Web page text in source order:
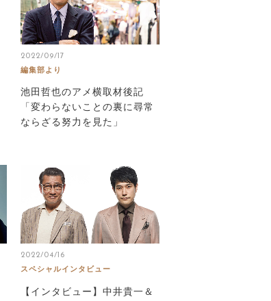
2022/09/17
編集部より
池田哲也のアメ横取材後記
「変わらないことの裏に尋常
ならざる努力を見た」
2022/04/16
スペシャルインタビュー
【インタビュー】中井貴一＆